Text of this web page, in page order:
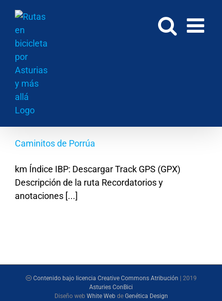
contenido
Caminitos de Porrúa
km Índice IBP: Descargar Track GPS (GPX)
Descripción de la ruta Recordatorios y
anotaciones [...]
Contenido bajo licencia Creative Commons Atribución | 2019
Asturies ConBici
Diseño web White Webde Genética Design